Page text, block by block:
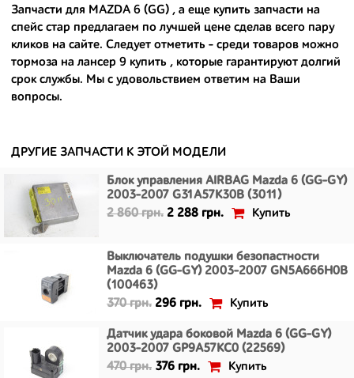
- доступные по цене;
- сняты только с автомобилей, которые ездили по превосходным
европейским и японским дорогам;
- имеют большой запас прочности и невыробатанный ресурс, и
долго прослужат вам.
Запчасти для MAZDA 6 (GG) , а еще купить запчасти на
спейс стар предлагаем по лучшей цене сделав всего пару
кликов на сайте. Следует отметить - среди товаров можно
тормоза на лансер 9 купить , которые гарантируют долгий
срок службы. Мы с удовольствием ответим на Ваши
вопросы.
ДРУГИЕ ЗАПЧАСТИ К ЭТОЙ МОДЕЛИ
Блок управления AIRBAG Mazda 6 (GG-GY)
2003-2007 G31A57K30B (3011)
2 860 грн. 2 288 грн. Купить
Выключатель подушки безопастности
Mazda 6 (GG-GY) 2003-2007 GN5A666H0B
(100463)
370 грн. 296 грн. Купить
Датчик удара боковой Mazda 6 (GG-GY)
2003-2007 GP9A57KC0 (22569)
470 грн. 376 грн. Купить